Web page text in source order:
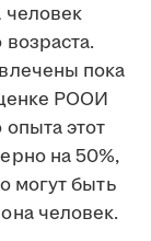
пока
РООИ
этот
на 50%,
могут быть
человек.